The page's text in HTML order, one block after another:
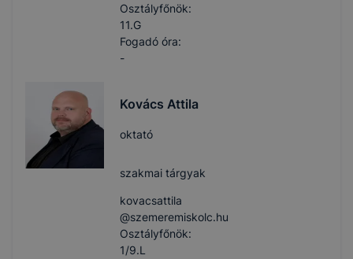
Osztályfőnök:
11.G
Fogadó óra:
-
Kovács Attila
oktató
szakmai tárgyak
kovacsattila​
@szemeremiskolc.hu
Osztályfőnök:
1/9.L